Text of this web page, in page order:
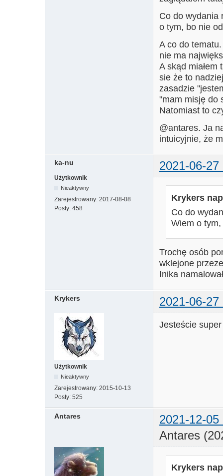
Co do wydania
o tym, bo nie
A co do
nie ma
A skąd miałem
sie że to
zasadzie
"mam misję do
Natomiast to
@antares. Ja
intuicyjnie, że
ka-nu 2021-06-27
Użytkownik
Nieaktywny
Zarejestrowany: 2017-08-08
Posty: 458
Krykers
Co do
Wiem o tym,
Trochę osób
wklejone
Inika
Krykers 2021-06-27
Użytkownik
Nieaktywny
Zarejestrowany: 2015-10-13
Posty: 525
Jesteście
Antares
2021-12-05
Antares
Krykers